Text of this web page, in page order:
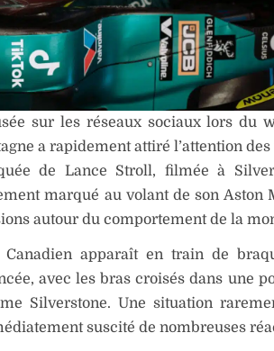
sur les réseaux sociaux lors du
a rapidement attiré l’attention
de Lance Stroll, filmée à
marqué au volant de son Aston
autour du comportement de la
apparaît en train de
avec les bras croisés dans une
Silverstone. Une situation
suscité de nombreuses